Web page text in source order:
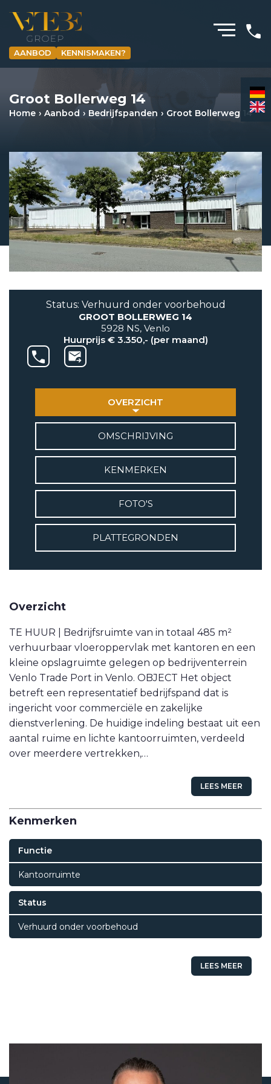
AANBOD KENNISMAKEN?
HOMEPAGINA
WONING­MAKELAARDIJ
HYPOTHEKEN
VERZEKERINGEN
NIEUWS & MEDIA
OVER ONS
AANBOD
VETEBE GROEP
5931 CX Tegelen
info@vetebe.nl
BEL VETEBE
E-MAIL VETEBE
VETEBE INSTAGRAM
VETEBE FACEBOOK
VETEBE LINKEDIN
Groot Bollerweg 14
Home Aanbod Bedrijfspanden Groot Bollerweg 14
Status: Verhuurd onder voorbehoud
GROOT BOLLERWEG 14
5928 NS, Venlo
Huurprijs € 3.350,- (per maand)
OVERZICHT
OMSCHRIJVING
KENMERKEN
FOTO'S
PLATTEGRONDEN
Overzicht
TE HUUR | Bedrijfsruimte van in totaal 485 m²
verhuurbaar vloeroppervlak met kantoren en een
kleine opslagruimte gelegen op bedrijventerrein
Venlo Trade Port in Venlo. OBJECT Het object
betreft een representatief bedrijfspand dat is
ingericht voor commerciële en zakelijke
dienstverlening. De huidige indeling bestaat uit een
aantal ruime en lichte kantoorruimten, verdeeld
over meerdere vertrekken,…
LEES MEER
Kenmerken
Functie
Kantoorruimte
Status
Verhuurd onder voorbehoud
LEES MEER
Verhuurd onder voorbehoud